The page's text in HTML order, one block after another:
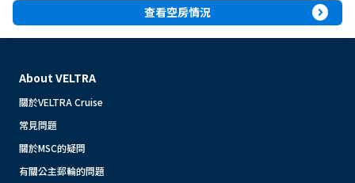
查看空房情況 expand_circle_right
About VELTRA
關於VELTRA Cruise
常見問題
關於MSC的疑問
有關公主郵輪的問題